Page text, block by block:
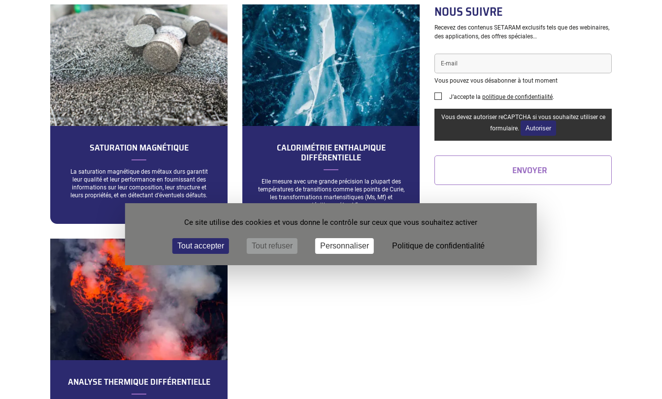
SATURATION MAGNÉTIQUE
La saturation magnétique des métaux durs garantit
leur qualité et leur performance en fournissant des
informations sur leur composition, leur structure et
leurs propriétés, et en détectant d’éventuels défauts.
CALORIMÉTRIE ENTHALPIQUE
DIFFÉRENTIELLE
Elle mesure avec une grande précision la plupart des
températures de transitions comme les points de Curie,
les transformations martensitiques (Ms, Mf) et
austénitiques (As, Af).
ANALYSE THERMIQUE DIFFÉRENTIELLE
NOUS SUIVRE
Recevez des contenus SETARAM exclusifs tels que des webinaires,
des applications, des offres spéciales…
E-
mail
Vous pouvez vous désabonner à tout moment
J’accepte la politique de confidentialité.
Vous devez autoriser reCAPTCHA si vous souhaitez utiliser ce
formulaire.
Autoriser
ENVOYER
Ce site utilise des cookies et vous donne le contrôle sur ceux que vous souhaitez activer
Tout accepter Tout refuser Personnaliser Politique de confidentialité